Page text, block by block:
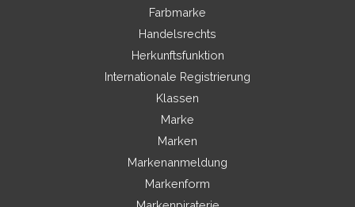
Farbmarke
Handelsrechts
Herkunftsfunktion
Internationale Registrierung
Klassen
Marke
Marken
Markenanmeldung
Markenform